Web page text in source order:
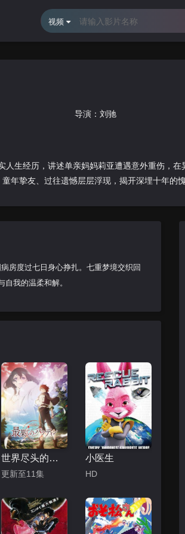
视频
导演：刘驰
生经历，讲述单亲妈妈莉亚遭遇意外重伤，在
年挚友、过往遗憾层层浮现，揭开深埋十年的
房度过七日身心挣扎。七重梦境交织回
我的温柔和解。
世界尽头的圣骑士
更新至11集
小医生
HD